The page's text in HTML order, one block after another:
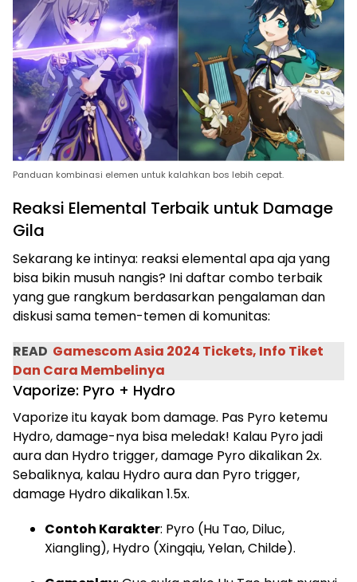
Panduan kombinasi elemen untuk kalahkan bos lebih cepat.
Reaksi Elemental Terbaik untuk Damage
Gila
Sekarang ke intinya: reaksi elemental apa aja yang
bisa bikin musuh nangis? Ini daftar combo terbaik
yang gue rangkum berdasarkan pengalaman dan
diskusi sama temen-temen di komunitas:
READ Gamescom Asia 2024 Tickets, Info Tiket
Dan Cara Membelinya
Vaporize: Pyro + Hydro
Vaporize itu kayak bom damage. Pas Pyro ketemu
Hydro, damage-nya bisa meledak! Kalau Pyro jadi
aura dan Hydro trigger, damage Pyro dikalikan 2x.
Sebaliknya, kalau Hydro aura dan Pyro trigger,
damage Hydro dikalikan 1.5x.
Contoh Karakter: Pyro (Hu Tao, Diluc,
Xiangling), Hydro (Xingqiu, Yelan, Childe).